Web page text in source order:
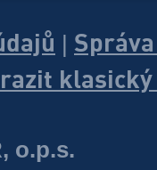
o.p.s.